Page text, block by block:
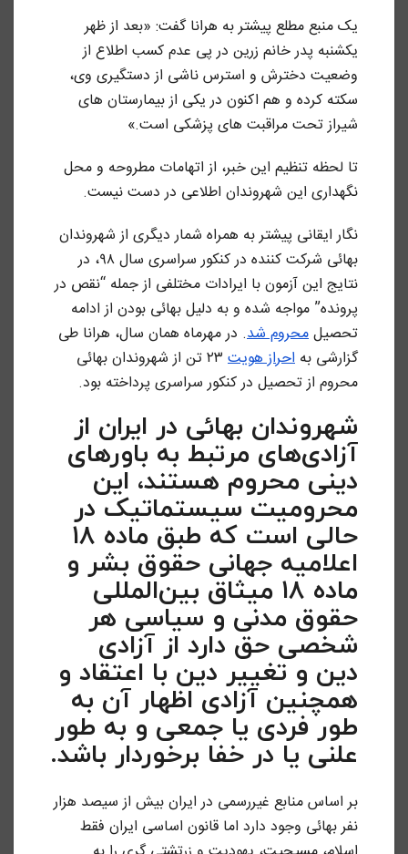
یک منبع مطلع پیشتر به هرانا گفت: «بعد از ظهر
یکشنبه پدر خانم زرین در پی عدم کسب اطلاع از
وضعیت دخترش و استرس ناشی از دستگیری وی،
سکته کرده و هم اکنون در یکی از بیمارستان های
شیراز تحت مراقبت های پزشکی است.»
تا لحظه تنظیم این خبر، از اتهامات مطروحه و محل
نگهداری این شهروندان اطلاعی در دست نیست.
نگار ایقانی پیشتر به همراه شمار دیگری از شهروندان
بهائی شرکت کننده در کنکور سراسری سال ۹۸، در
نتایج این آزمون با ایرادات مختلفی از جمله “نقص در
پرونده” مواجه شده و به دلیل بهائی بودن از ادامه
تحصیلمحروم شد. در مهرماه همان سال، هرانا طی
گزارشی به احراز هویت
۲۳ تن از شهروندان بهائی
محروم از تحصیل در کنکور سراسری پرداخته بود.
شهروندان بهائی در ایران از
آزادی‌های مرتبط به باورهای
دینی محروم هستند، این
محرومیت سیستماتیک در
حالی است که طبق ماده ۱۸
اعلامیه جهانی حقوق بشر و
ماده ۱۸ میثاق بین‌المللی
حقوق مدنی و سیاسی هر
شخصی حق دارد از آزادی
دین و تغییر دین با اعتقاد و
همچنین آزادی اظهار آن به
طور فردی یا جمعی و به طور
علنی یا در خفا برخوردار باشد.
بر اساس منابع غیررسمی در ایران بیش از سیصد هزار
نفر بهائی وجود دارد اما قانون اساسی ایران فقط